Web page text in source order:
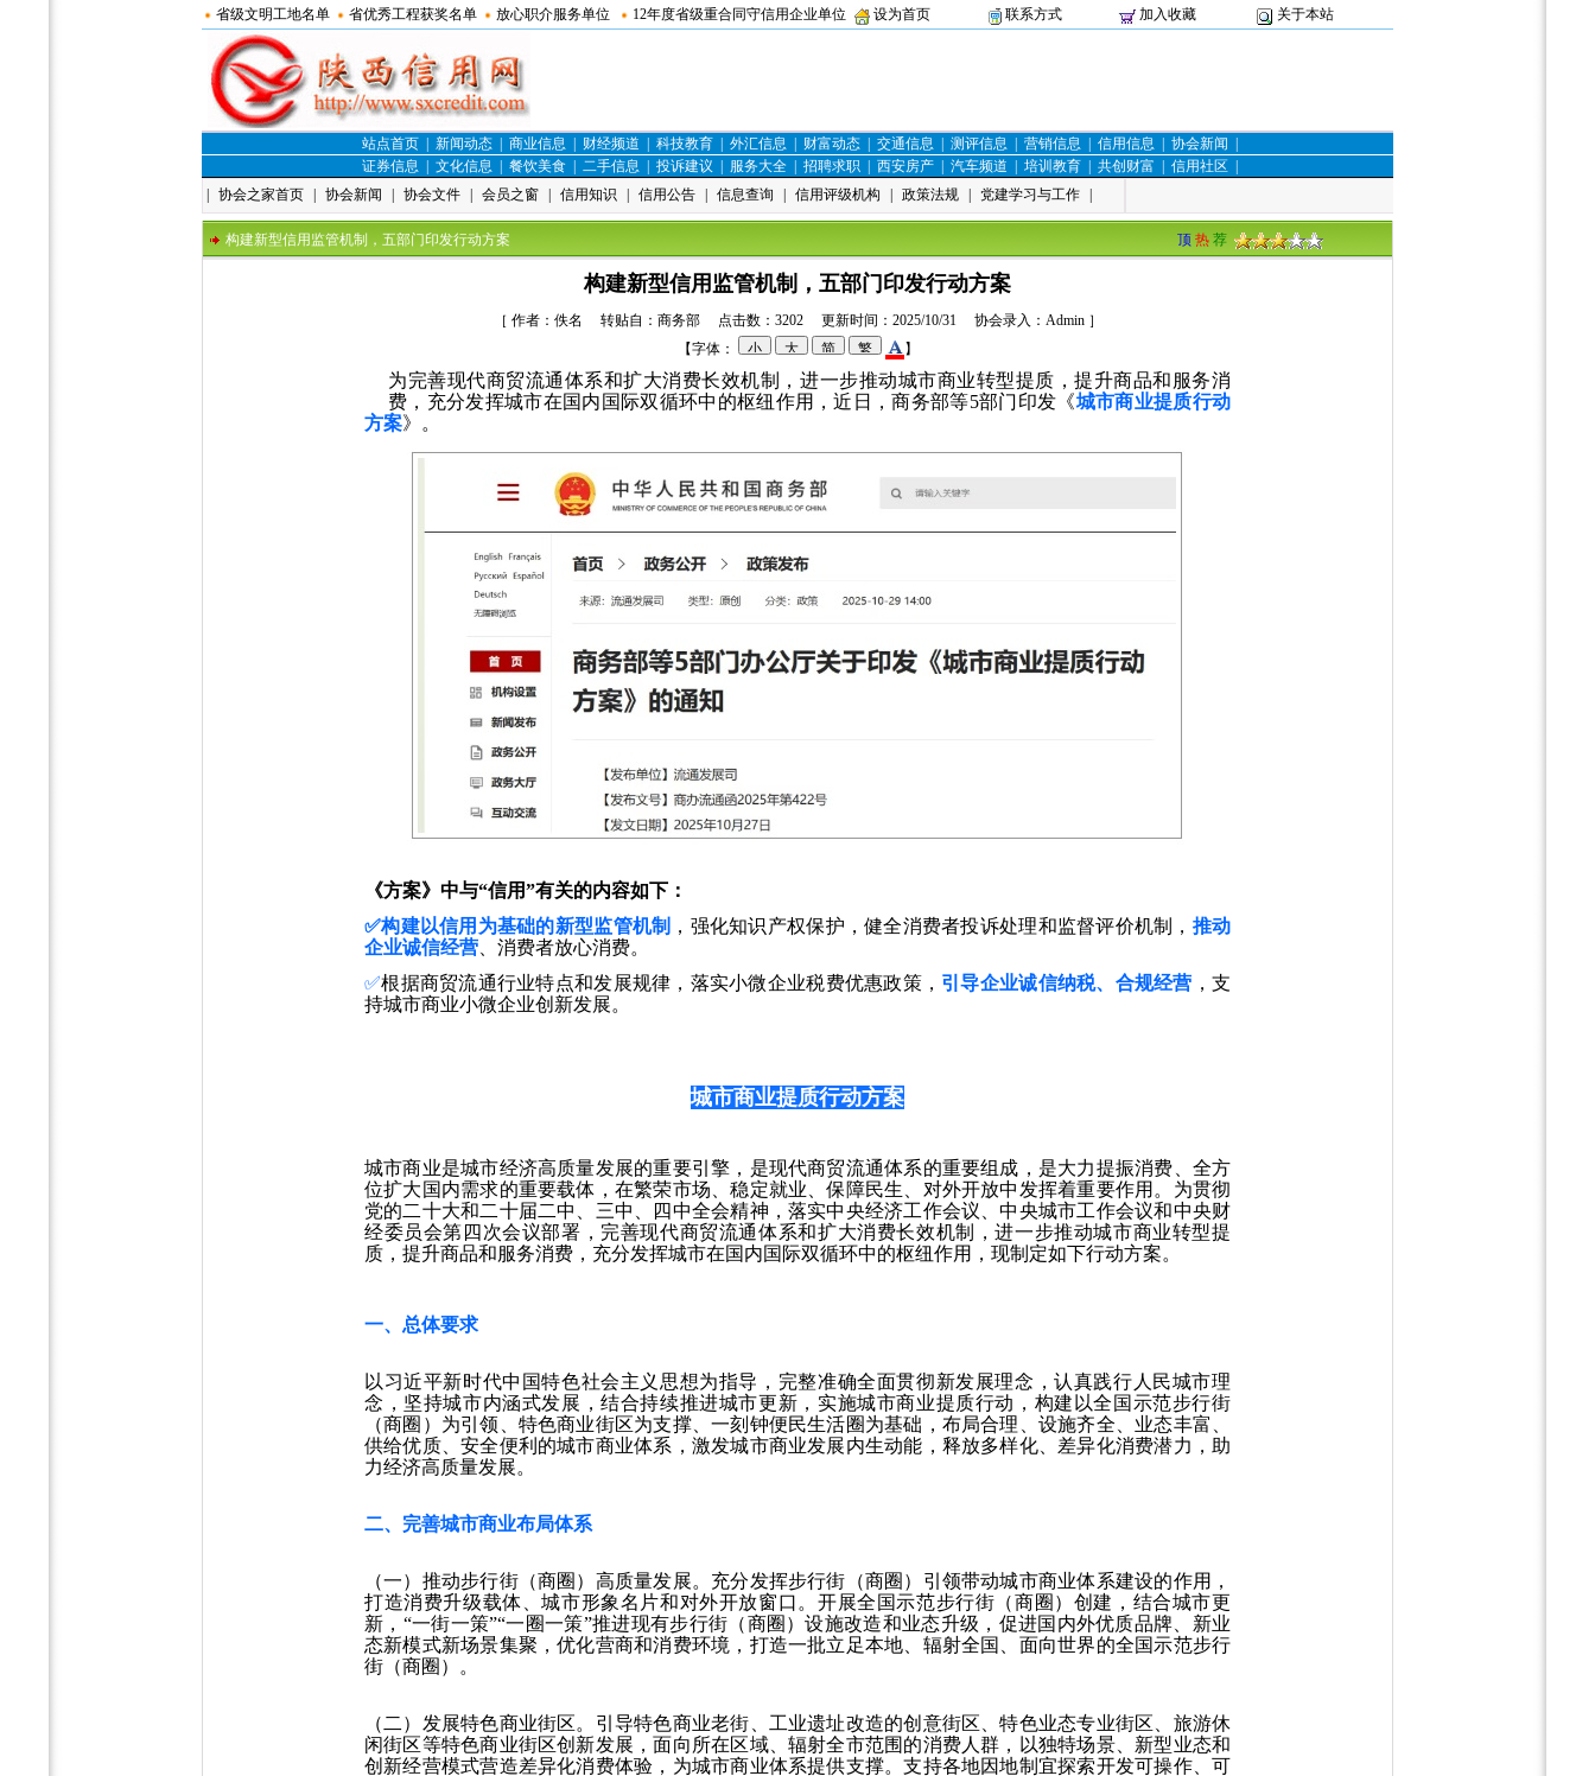
省级文明工地名单 省优秀工程获奖名单 放心职介服务单位 12年度省级重合同守信用企业单位 设为首页 联系方式 加入收藏 关于本站
站点首页 新闻动态 商业信息 财经频道 科技教育 外汇信息 财富动态 交通信息 测评信息 营销信息 信用信息 协会新闻
证券信息
文化信息 餐饮美食 二手信息 投诉建议 服务大全 招聘求职 西安房产 汽车频道 培训教育 共创财富 信用社区
协会之家首页 协会新闻 协会文件 会员之窗 信用知识 信用公告 信息查询 信用评级机构 政策法规 党建学习与工作
构建新型信用监管机制，五部门印发行动方案 顶 热 荐
构建新型信用监管机制，五部门印发行动方案
［ 作者：佚名 转贴自： 商务部点击数：3202 更新时间：2025/10/31 协会录入： Admin］
【字体：
】
为完善现代商贸流通体系和扩大消费长效机制，进一步推动城市商业转型提质，提升商品和服务消
费，充分发挥城市在国内国际双循环中的枢纽作用，近日，商务部等5部门印发《城市商业提质行动
方案》。
《方案》中与“信用”有关的内容如下：
✅构建以信用为基础的新型监管机制 ，强化知识产权保护，健全消费者投诉处理和监督评价机制， 推动
企业诚信经营 、消费者放心消费。
✅根据商贸流通行业特点和发展规律，落实小微企业税费优惠政策， 引导企业诚信纳税、合规经营 ，支
持城市商业小微企业创新发展。
城市商业提质行动方案
城市商业是城市经济高质量发展的重要引擎，是现代商贸流通体系的重要组成，是大力提振消费、全方
位扩大国内需求的重要载体，在繁荣市场、稳定就业、保障民生、对外开放中发挥着重要作用。为贯彻
党的二十大和二十届二中、三中、四中全会精神，落实中央经济工作会议、中央城市工作会议和中央财
经委员会第四次会议部署，完善现代商贸流通体系和扩大消费长效机制，进一步推动城市商业转型提
质，提升商品和服务消费，充分发挥城市在国内国际双循环中的枢纽作用，现制定如下行动方案。
一、总体要求
以习近平新时代中国特色社会主义思想为指导，完整准确全面贯彻新发展理念，认真践行人民城市理
念，坚持城市内涵式发展，结合持续推进城市更新，实施城市商业提质行动，构建以全国示范步行街
（商圈）为引领、特色商业街区为支撑、一刻钟便民生活圈为基础，布局合理、设施齐全、业态丰富、
供给优质、安全便利的城市商业体系，激发城市商业发展内生动能，释放多样化、差异化消费潜力，助
力经济高质量发展。
二、完善城市商业布局体系
（一）推动步行街（商圈）高质量发展。充分发挥步行街（商圈）引领带动城市商业体系建设的作用，
打造消费升级载体、城市形象名片和对外开放窗口。开展全国示范步行街（商圈）创建，结合城市更
新，“一街一策”“一圈一策”推进现有步行街（商圈）设施改造和业态升级，促进国内外优质品牌、新业
态新模式新场景集聚，优化营商和消费环境，打造一批立足本地、辐射全国、面向世界的全国示范步行
街（商圈）。
（二）发展特色商业街区。引导特色商业老街、工业遗址改造的创意街区、特色业态专业街区、旅游休
闲街区等特色商业街区创新发展，面向所在区域、辐射全市范围的消费人群，以独特场景、新型业态和
创新经营模式营造差异化消费体验，为城市商业体系提供支撑。支持各地因地制宜探索开发可操作、可